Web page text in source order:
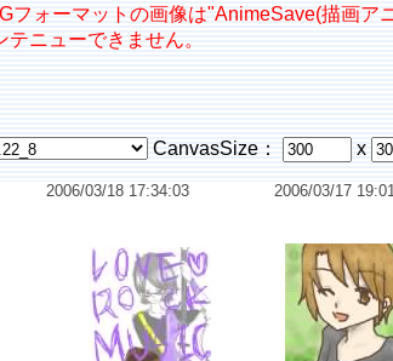
フォーマットの画像は"AnimeSave(描画ア
テニューできません。
CanvasSize： x
2006/03/18 17:34:03 2006/03/17